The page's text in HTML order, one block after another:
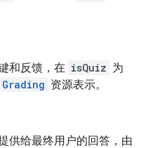
和反馈，在 isQuiz 为
Grading 资源表示。
供给最终用户的回答，由